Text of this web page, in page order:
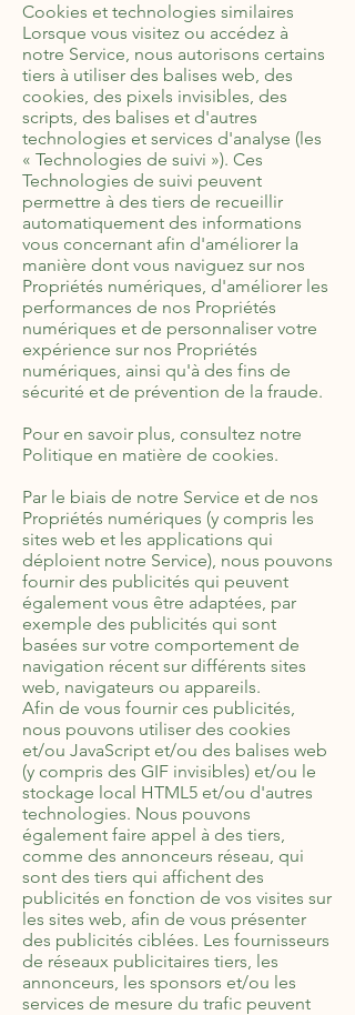
Cookies et technologies similaires
Lorsque vous visitez ou accédez à
notre Service, nous autorisons certains
tiers à utiliser des balises web, des
cookies, des pixels invisibles, des
scripts, des balises et d'autres
technologies et services d'analyse (les
« Technologies de suivi »). Ces
Technologies de suivi peuvent
permettre à des tiers de recueillir
automatiquement des informations
vous concernant afin d'améliorer la
manière dont vous naviguez sur nos
Propriétés numériques, d'améliorer les
performances de nos Propriétés
numériques et de personnaliser votre
expérience sur nos Propriétés
numériques, ainsi qu'à des fins de
sécurité et de prévention de la fraude.
Pour en savoir plus, consultez notre
Politique en matière de cookies.
Par le biais de notre Service et de nos
Propriétés numériques (y compris les
sites web et les applications qui
déploient notre Service), nous pouvons
fournir des publicités qui peuvent
également vous être adaptées, par
exemple des publicités qui sont
basées sur votre comportement de
navigation récent sur différents sites
web, navigateurs ou appareils.
Afin de vous fournir ces publicités,
nous pouvons utiliser des cookies
et/ou JavaScript et/ou des balises web
(y compris des GIF invisibles) et/ou le
stockage local HTML5 et/ou d'autres
technologies. Nous pouvons
également faire appel à des tiers,
comme des annonceurs réseau, qui
sont des tiers qui affichent des
publicités en fonction de vos visites sur
les sites web, afin de vous présenter
des publicités ciblées. Les fournisseurs
de réseaux publicitaires tiers, les
annonceurs, les sponsors et/ou les
services de mesure du trafic peuvent